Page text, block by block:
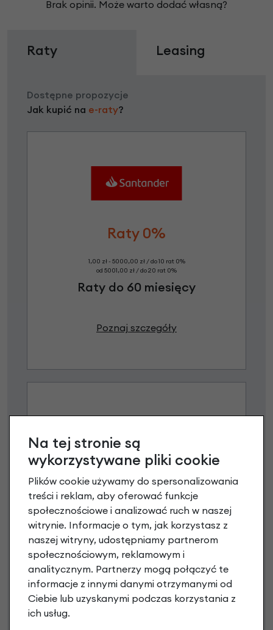
Brak opinii. Może warto dodać własną?
Raty Leasing
Dostępne propozycje
Jak kupić na e-raty?
Raty 0%
1,00 zł - 5000,00 zł / do 10 rat 0%
od 5001,00 zł / do 20 rat 0%
Raty do 60 miesięcy
Poznaj szczegóły
Raty 0%
3 miesiące nie płacisz
Raty do 60 miesięcy
Poznaj szczegóły
Na tej stronie są
wykorzystywane pliki cookie
Plików cookie używamy do spersonalizowania
treści i reklam, aby oferować funkcje
społecznościowe i analizować ruch w naszej
witrynie. Informacje o tym, jak korzystasz z
naszej witryny, udostępniamy partnerom
społecznościowym, reklamowym i
analitycznym. Partnerzy mogą połączyć te
informacje z innymi danymi otrzymanymi od
Ciebie lub uzyskanymi podczas korzystania z
ich usług.